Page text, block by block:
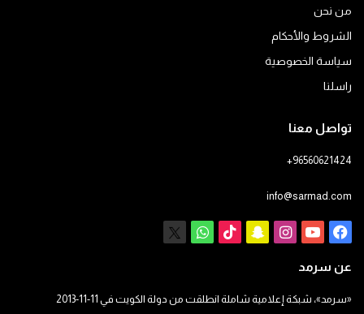
من نحن
الشروط والأحكام
سياسة الخصوصية
راسلنا
تواصل معنا
+96560621424
info@sarmad.com
فيسبوكيوتيوبانستقرام
سناب ‫TikTokواتساب
عن سرمد
«سرمد»، شبكة إعلامية شاملة انطلقت من دولة الكويت في 11-11-2013